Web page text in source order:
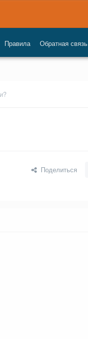
Правила Обратная связь
Поделиться